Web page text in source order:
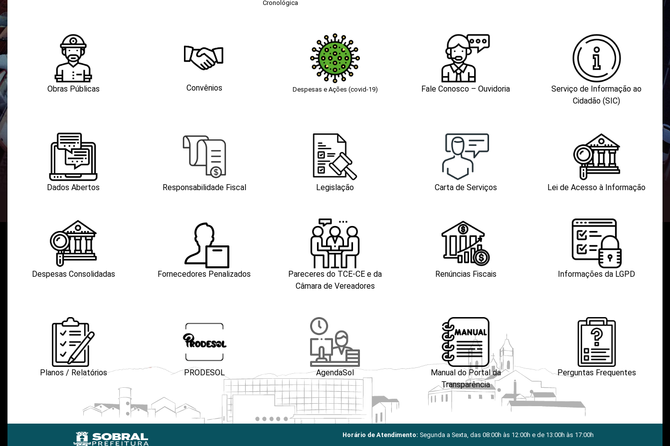
Cronológica
Obras Públicas Convênios Despesas e Ações (covid-19) Fale Conosco – Ouvidoria
Serviço de Informação ao
Cidadão (SIC)
Dados Abertos Responsabilidade Fiscal Legislação Carta de Serviços Lei de Acesso à Informação
Despesas Consolidadas Fornecedores Penalizados
Pareceres do TCE-CE e da
Câmara de Vereadores
Renúncias Fiscais Informações da LGPD
Planos / Relatórios PRODESOL AgendaSol
Manual do Portal da
Transparência
Perguntas Frequentes
Horário de Atendimento: Segunda a Sexta, das 08:00h às 12:00h e de 13:00h às 17:00h